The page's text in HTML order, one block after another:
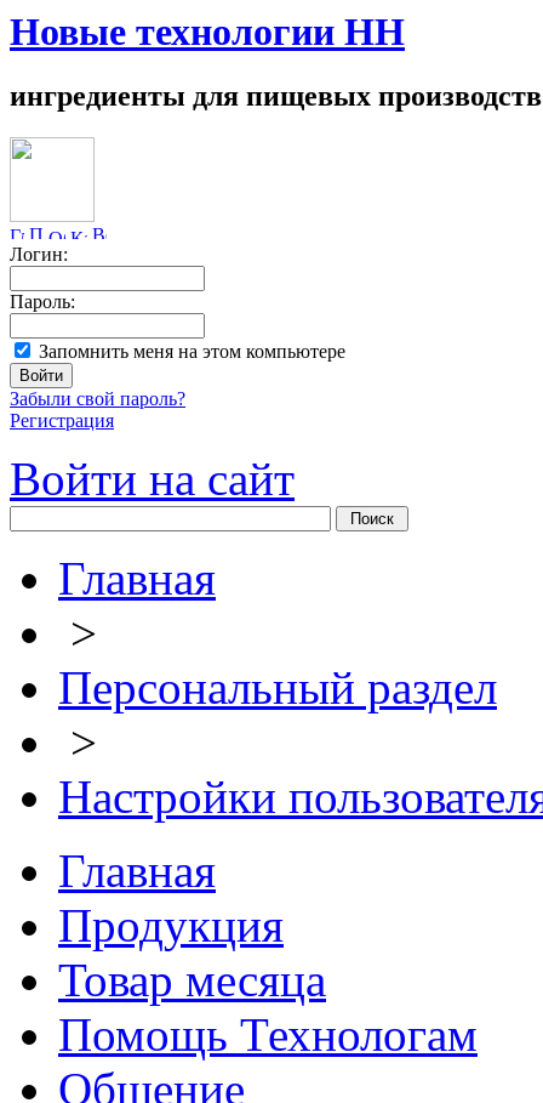
Новые технологии НН
ингредиенты для пищевых производств
Логин:
Пароль:
Запомнить меня на этом компьютере
Забыли свой пароль?
Регистрация
Войти на сайт
Главная
>
Персональный раздел
>
Настройки
Главная
Продукция
Товар месяца
Помощь Технологам
Общение